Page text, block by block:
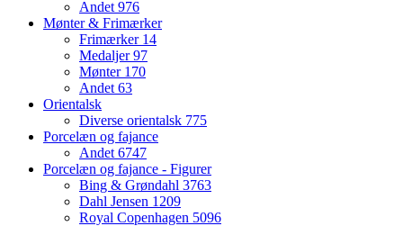
Andet 976
Mønter & Frimærker
Frimærker 14
Medaljer97
Mønter 170
Andet 63
Orientalsk
Diverse orientalsk 775
Porcelæn og fajance
Andet 6747
Porcelæn og fajance - Figurer
Bing & Grøndahl 3763
Dahl Jensen 1209
Royal Copenhagen 5096